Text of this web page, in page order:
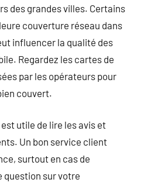
des grandes villes. Certains
couverture réseau dans
influencer la qualité des
Regardez les cartes de
par les opérateurs pour
couvert.
utile de lire les avis et
Un bon service client
surtout en cas de
question sur votre